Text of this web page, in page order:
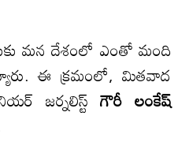
మన దేశంలో ఎంతో మంది
ఈ క్రమంలో, మితవాద
జర్నలిస్ట్గౌరీ లంకేష్